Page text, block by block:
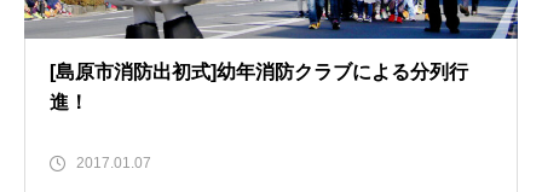
[島原市消防出初式]幼年消防クラブによる分列行
進！
2017.01.07